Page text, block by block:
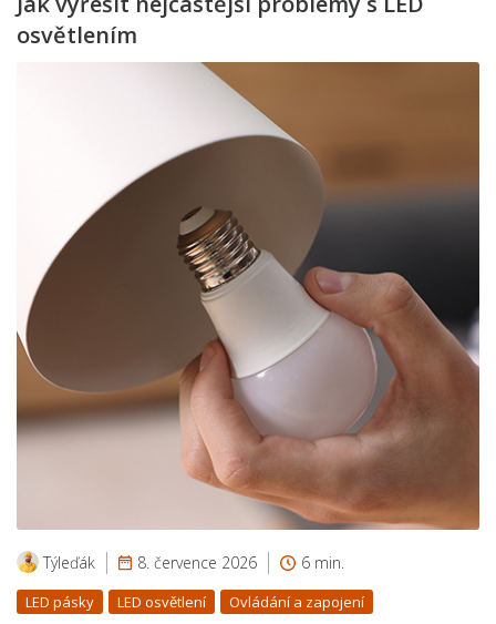
osvětlením
Týleďák 8. července 2026 6 min.
LED pásky LED osvětlení Ovládání a zapojení